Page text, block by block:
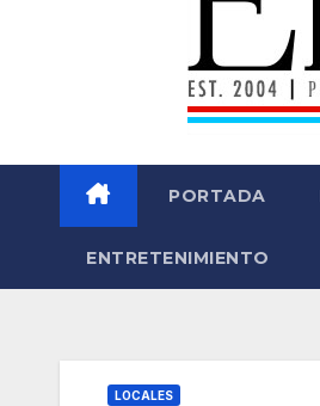
PORTADA
ENTRETENIMIENTO
LOCALES